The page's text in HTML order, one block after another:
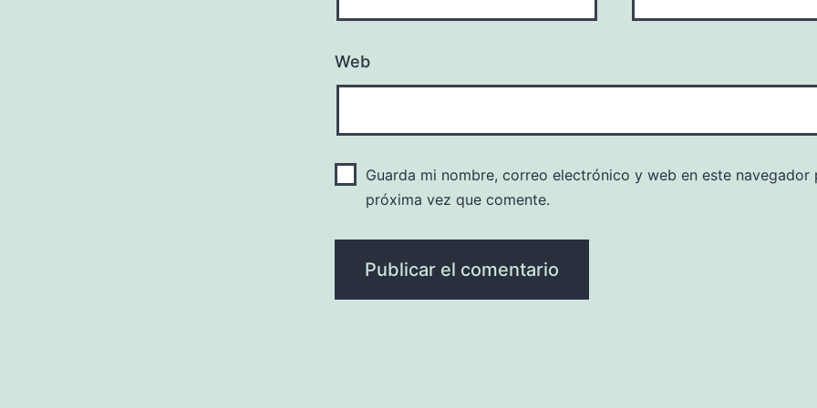
Web
Guarda mi nombre, correo electrónico y web en este navegador
próxima vez que comente.